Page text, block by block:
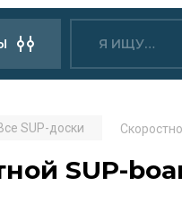
SUP-доски
SUP-